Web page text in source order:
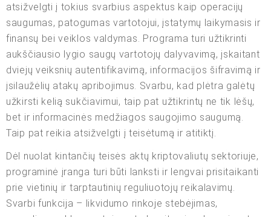
atsižvelgti į tokius svarbius aspektus kaip operacijų
saugumas, patogumas vartotojui, įstatymų laikymasis ir
finansų bei veiklos valdymas. Programa turi užtikrinti
aukščiausio lygio saugų vartotojų dalyvavimą, įskaitant
dviejų veiksnių autentifikavimą, informacijos šifravimą ir
įsilaužėlių atakų apribojimus. Svarbu, kad plėtra galėtų
užkirsti kelią sukčiavimui, taip pat užtikrintų ne tik lėšų,
bet ir informacinės medžiagos saugojimo saugumą.
Taip pat reikia atsižvelgti į teisėtumą ir atitiktį.
Dėl nuolat kintančių teisės aktų kriptovaliutų sektoriuje,
programinė įranga turi būti lanksti ir lengvai prisitaikanti
prie vietinių ir tarptautinių reguliuotojų reikalavimų.
Svarbi funkcija – likvidumo rinkoje stebėjimas,